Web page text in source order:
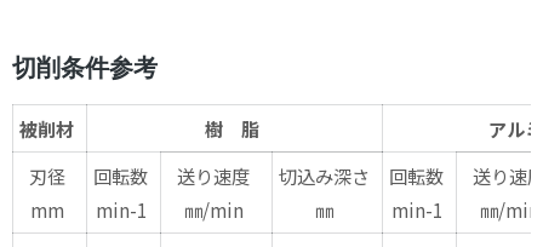
切削条件参考
被削材 樹 脂
アル
刃径
mm
回転数
min-1
送り速度
㎜/min
切込み深さ
㎜
回転数
min-1
送り速
㎜/min